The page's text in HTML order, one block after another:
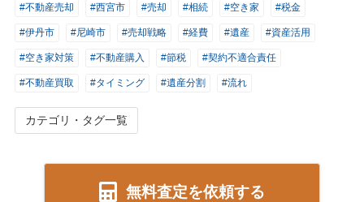
#不動産売却 #西宮市 #売却 #相続 #空き家 #税金
#伊丹市 #尼崎市 #売却戦略 #経費 #遺産 #資産活用
#空き家対策 #不動産購入 #節税 #契約不適合責任
#不動産買取 #タイミング #遺産分割 #流れ
カテゴリ・タグ一覧
無料査定を依頼する